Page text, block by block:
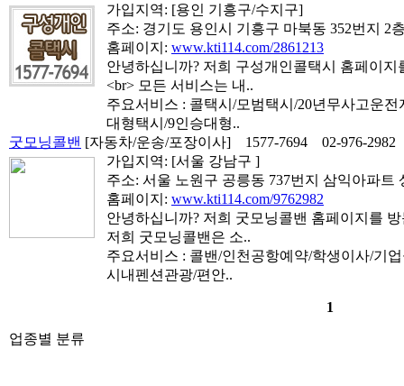
가입지역: [용인 기흥구/수지구]
주소: 경기도 용인시 기흥구 마북동 352번지 2
홈페이지: www.kti114.com/2861213
안녕하십니까? 저희 구성개인콜택시 홈페이
<br> 모든 서비스는 내..
주요서비스 : 콜택시/모범택시/20년무사고운
대형택시/9인승대형..
굿모닝콜밴 [자동차/운송/포장이사] 1577-7694
02-976-2982
가입지역: [서울 강남구 ]
주소: 서울 노원구 공릉동 737번지 삼익아파트
홈페이지: www.kti114.com/9762982
안녕하십니까? 저희 굿모닝콜밴 홈페이지를
저희 굿모닝콜밴은 소..
주요서비스 : 콜밴/인천공항예약/학생이사/기
시내펜션관광/편안..
1
업종별 분류